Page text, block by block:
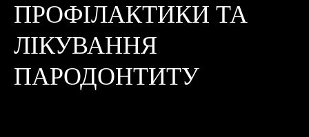
ПРОФІЛАКТИКИ ТА
ЛІКУВАННЯ
ПАРОДОНТИТУ